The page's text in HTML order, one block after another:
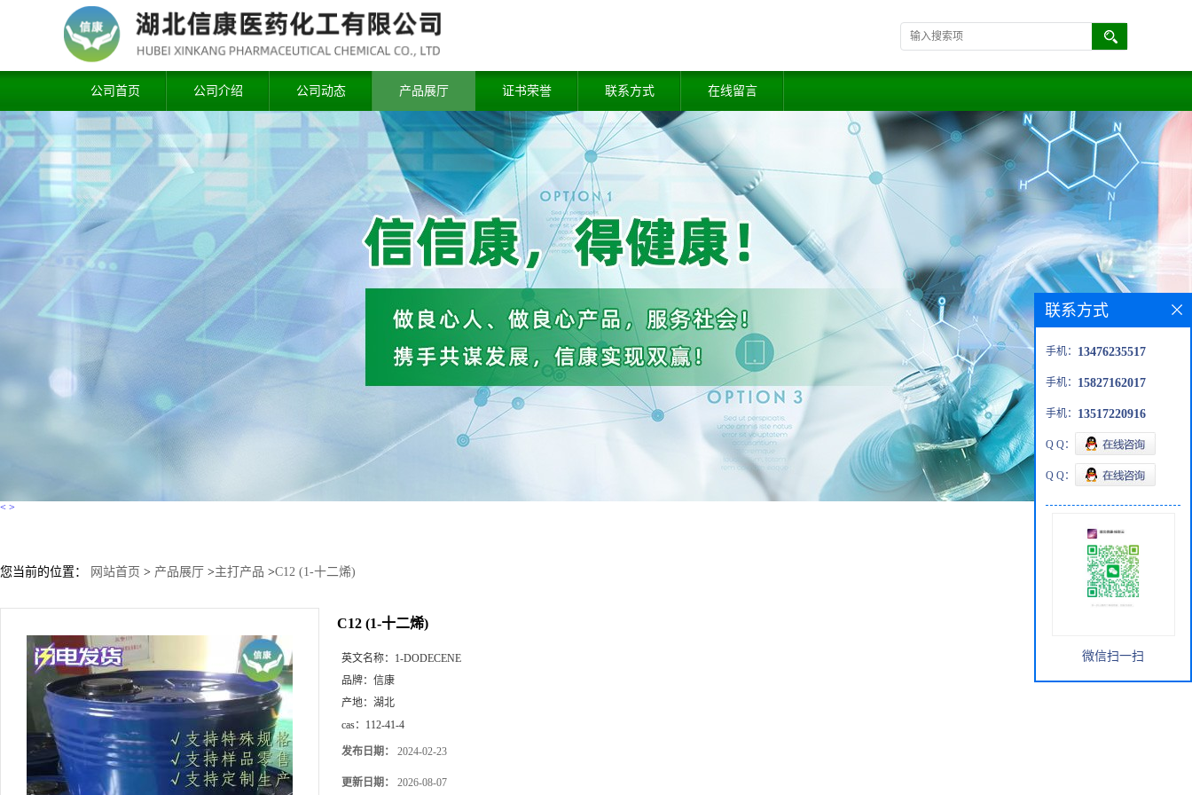
公司首页 公司介绍 公司动态 产品展厅 证书荣誉 联系方式 在线留言
< >
您当前的位置： 网站首页 > 产品展厅 >主打产品 >C12 (1-十二烯)
C12 (1-十二烯)
英文名称： 1-DODECENE
品牌： 信康
产地： 湖北
cas： 112-41-4
发布日期： 2024-02-23
更新日期： 2026-08-07
联系方式
手机： 13476235517
手机： 15827162017
手机： 13517220916
Q Q：
Q Q：
微信扫一扫